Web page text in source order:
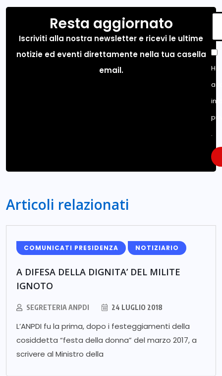
Resta aggiornato
Iscriviti alla nostra newsletter e ricevi le ultime
notizie ed eventi direttamente nella tua casella
email.
.
Articoli relazionati
COMUNICATI PRESIDENZA NOTIZIARIO
A DIFESA DELLA DIGNITA’ DEL MILITE
IGNOTO
SEGRETERIA ANPDI 24 LUGLIO 2018
L’ANPDI fu la prima, dopo i festeggiamenti della
cosiddetta “festa della donna” del marzo 2017, a
scrivere al Ministro della